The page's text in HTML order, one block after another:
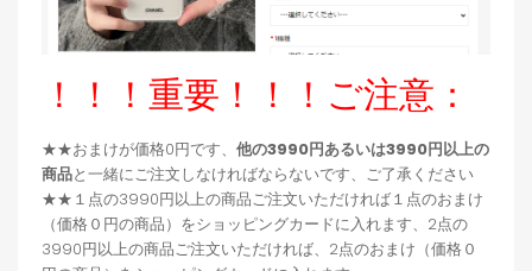
！！！重要！！！ご注意：
★★おまけが価格0円です、 他の3990円あるいは3990円以上の
商品と一緒にご注文しなければならないです、ご了承ください
★★１点の3990円以上の商品ご注文いただければ１点のおまけ
（価格０円の商品）をショッピングカードに入れます、2点の
3990円以上の商品ご注文いただければ、2点のおまけ（価格０